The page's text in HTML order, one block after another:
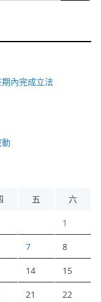
內完成立法
動
五 六
1
7 8
14 15
21 22